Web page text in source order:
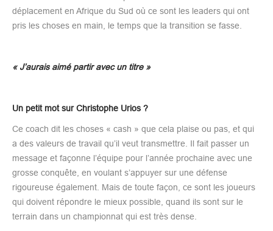
déplacement en Afrique du Sud où ce sont les leaders qui ont
pris les choses en main, le temps que la transition se fasse.
« J’aurais aimé partir avec un titre »
Un petit mot sur Christophe Urios ?
Ce coach dit les choses « cash » que cela plaise ou pas, et qui
a des valeurs de travail qu’il veut transmettre. Il fait passer un
message et façonne l’équipe pour l’année prochaine avec une
grosse conquête, en voulant s’appuyer sur une défense
rigoureuse également. Mais de toute façon, ce sont les joueurs
qui doivent répondre le mieux possible, quand ils sont sur le
terrain dans un championnat qui est très dense.